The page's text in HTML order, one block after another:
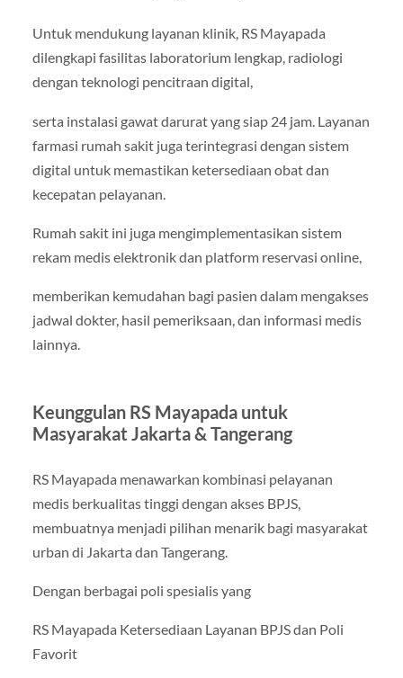
Untuk mendukung layanan klinik, RS Mayapada
dilengkapi fasilitas laboratorium lengkap, radiologi
dengan teknologi pencitraan digital,
serta instalasi gawat darurat yang siap 24 jam. Layanan
farmasi rumah sakit juga terintegrasi dengan sistem
digital untuk memastikan ketersediaan obat dan
kecepatan pelayanan.
Rumah sakit ini juga mengimplementasikan sistem
rekam medis elektronik dan platform reservasi online,
memberikan kemudahan bagi pasien dalam mengakses
jadwal dokter, hasil pemeriksaan, dan informasi medis
lainnya.
Keunggulan RS Mayapada untuk
Masyarakat Jakarta & Tangerang
RS Mayapada menawarkan kombinasi pelayanan
medis berkualitas tinggi dengan akses BPJS,
membuatnya menjadi pilihan menarik bagi masyarakat
urban di Jakarta dan Tangerang.
Dengan berbagai poli spesialis yang
RS Mayapada Ketersediaan Layanan BPJS dan Poli
Favorit